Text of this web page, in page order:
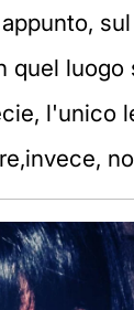
quel
l'unico